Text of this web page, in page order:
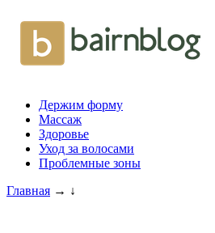
Держим форму
Массаж
Здоровье
Уход за волосами
Проблемные зоны
Главная → ↓